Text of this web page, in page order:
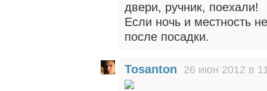
двери, ручник, поехали!
Если ночь и местность
после посадки.
Tosanton 26 июн 2012 в